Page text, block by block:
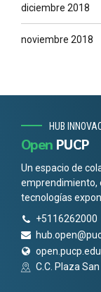
diciembre 2018
noviembre 2018
HUB
Open PUCP
Un espacio de
emprendimiento,
tecnologías
+5116262000
C.C. Plaza